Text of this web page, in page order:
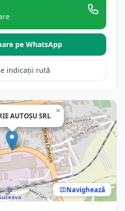
pe WhatsApp
indicații rută
AUTOŞU SRL
×
Navighează